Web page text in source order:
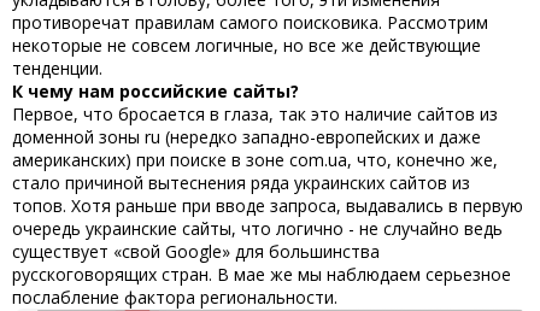
противоречат правилам самого поисковика. Рассмотрим
некоторые не совсем логичные, но все же действующие
тенденции.
К чему нам российские сайты?
Первое, что бросается в глаза, так это наличие сайтов из
доменной зоны ru (нередко западно-европейских и даже
американских) при поиске в зоне com.ua, что, конечно же,
стало причиной вытеснения ряда украинских сайтов из
топов. Хотя раньше при вводе запроса, выдавались в первую
очередь украинские сайты, что логично - не случайно ведь
существует «свой Google» для большинства
русскоговорящих стран. В мае же мы наблюдаем серьезное
послабление фактора региональности.